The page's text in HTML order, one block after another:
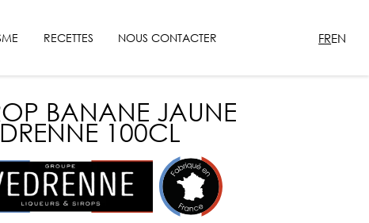
RECETTES NOUS CONTACTER FREN
BANANE JAUNE
100CL